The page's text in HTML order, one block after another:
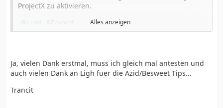
ProjectX zu aktivieren.
@all
Alles anzeigen
Ja, vielen Dank erstmal, muss ich gleich mal antesten und
auch vielen Dank an Ligh fuer die Azid/Besweet Tips...
Trancit